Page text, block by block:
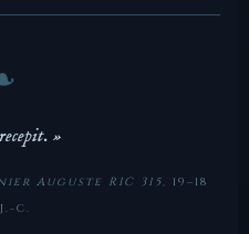
»
Auguste RIC 315, 19–18
C.